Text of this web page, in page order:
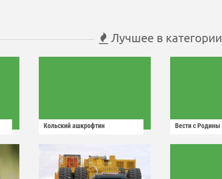
Лучшее в категории
Кольский ашкрофтин Вести с Родины